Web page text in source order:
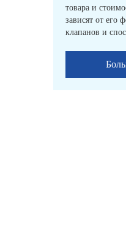
товара и
зависят от его
клапанов и